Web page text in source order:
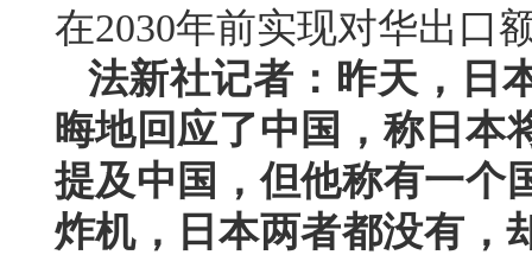
在2030年前实现对华出口
法新社记者：昨天，日
晦地回应了中国，称日本
提及中国，但他称有一个
炸机，日本两者都没有，